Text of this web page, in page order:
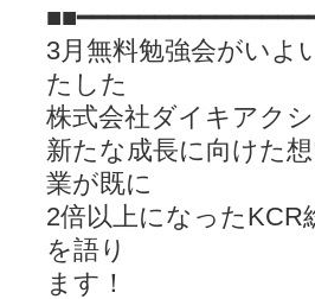
3月無料勉強会がいよ
たした
株式会社ダイキアク
新たな成長に向けた
業が既に
2倍以上になったKCR
を語り
ます！